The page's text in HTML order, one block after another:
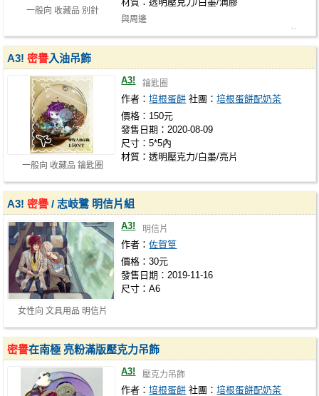
一般向 收藏品 別針
與周邊
片同圖 太喜歡這個活動的20…
一般向 收藏品 鑰匙圈
A3!密譽入油吊飾
A3! 鑰匙圈
作者：培根蛋餅 社團：培根蛋餅配奶茶
價格：150元
發售日期：2020-08-09
尺寸：5*5內
材質：透明壓克力/白墨/亮片
女性向 文具用品 明信片
A3!密譽/ 志岐鷺 明信片組
A3! 明信片
作者：佐賀篁
價格：30元
發售日期：2019-11-16
尺寸：A6
密譽在南極 亮粉滿版壓克力吊飾
A3! 壓克力吊飾
作者：培根蛋餅 社團：培根蛋餅配奶茶